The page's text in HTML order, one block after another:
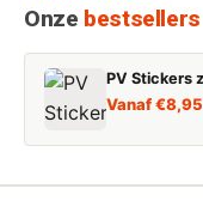
Onze bestsellers
PV Stickers
Vanaf€8,95